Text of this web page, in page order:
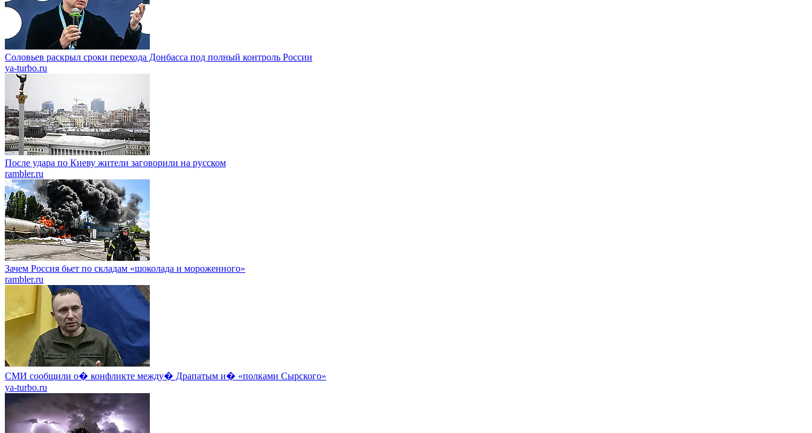
Соловьев раскрыл сроки перехода Донбасса под полный контроль России
ya-turbo.ru
После удара по Киеву жители заговорили на русском
rambler.ru
Зачем Россия бьет по складам «шоколада и мороженного»
rambler.ru
СМИ сообщили о� конфликте между� Драпатым и� «полками Сырского»
ya-turbo.ru